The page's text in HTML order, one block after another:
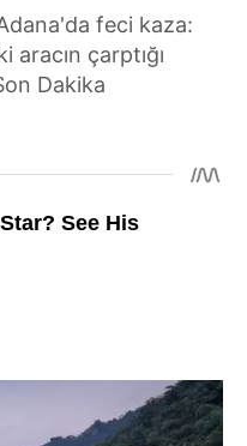
feci kaza:
aracın çarptığı
Dakika